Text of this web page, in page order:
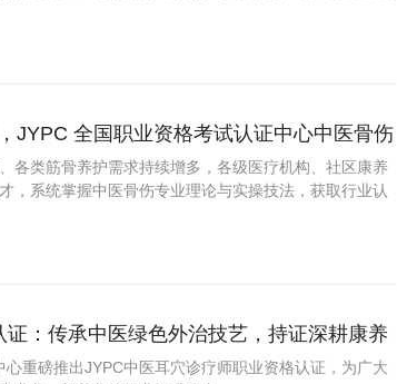
JYPC 全国职业资格考试认证中心中医骨伤
各类筋骨养护需求持续增多，各级医疗机构、社区康养
，系统掌握中医骨伤专业理论与实操技法，获取行业认
：传承中医绿色外治技艺，持证深耕康养
重磅推出JYPC中医耳穴诊疗师职业资格认证，为广大